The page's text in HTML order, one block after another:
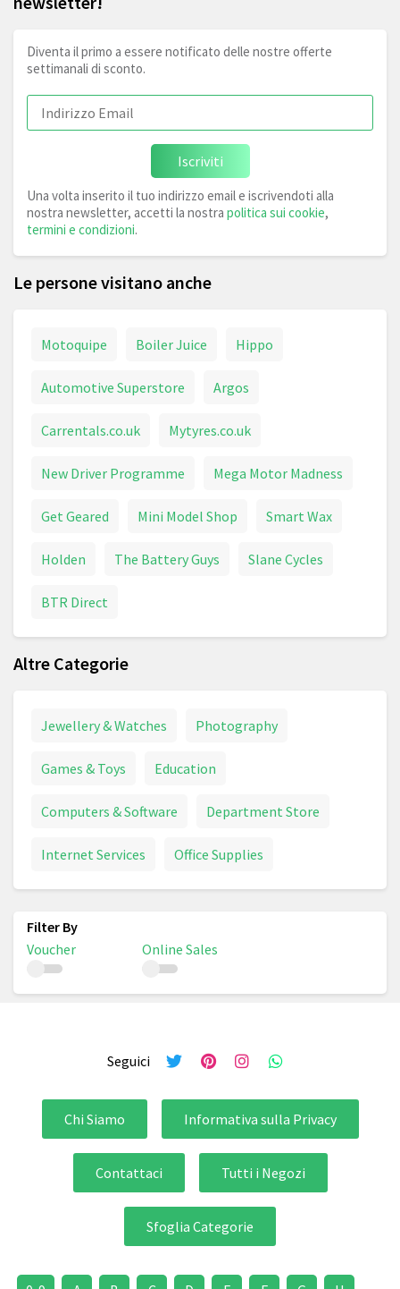
Diventa il primo a essere notificato delle nostre offerte
settimanali di sconto.
Iscriviti
Una volta inserito il tuo indirizzo email e iscrivendoti alla
nostra newsletter, accetti la nostra politica sui cookie,
termini e condizioni.
Le persone visitano anche
Motoquipe Boiler Juice Hippo
Automotive Superstore Argos
Carrentals.co.uk Mytyres.co.uk
New Driver Programme Mega Motor Madness
Get Geared Mini Model Shop Smart Wax
Holden The Battery Guys Slane Cycles
BTR Direct
Altre Categorie
Jewellery & Watches Photography
Games & Toys Education
Computers & Software Department Store
Internet Services Office Supplies
Voucher Online Sales
Seguici
Chi Siamo Informativa sulla Privacy
Contattaci Tutti i Negozi
Sfoglia Categorie